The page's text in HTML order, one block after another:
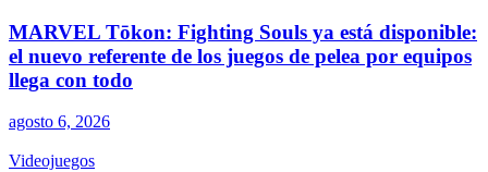
MARVEL Tōkon: Fighting Souls ya está disponible:
el nuevo referente de los juegos de pelea por equipos
llega con todo
agosto 6, 2026
Videojuegos